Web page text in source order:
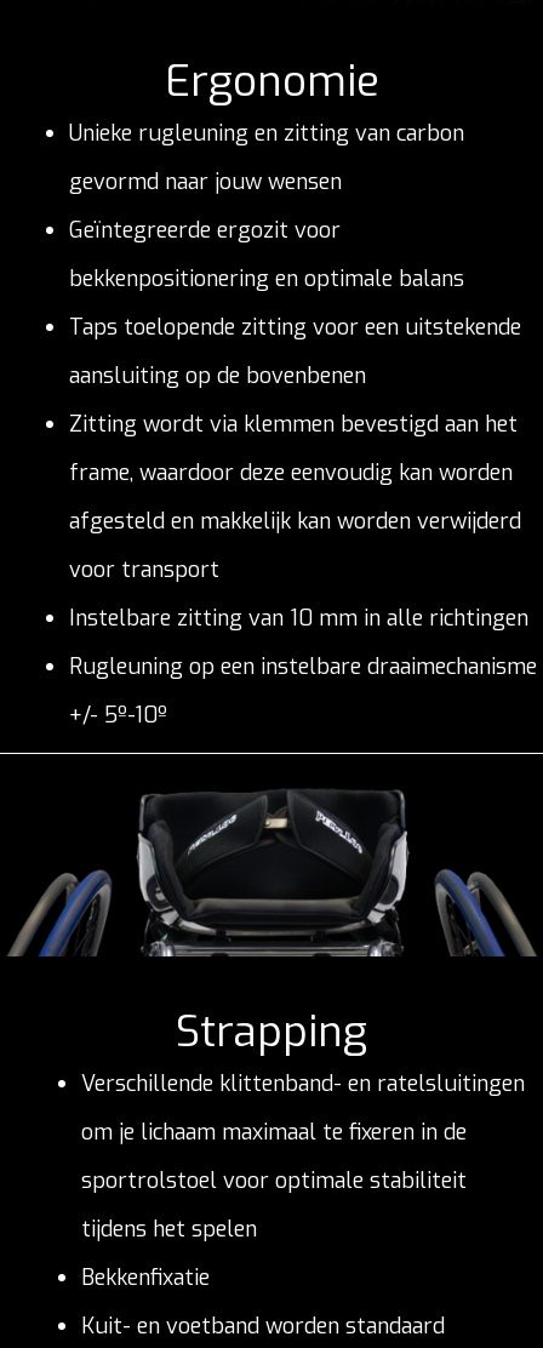
Ergonomie
Unieke rugleuning en zitting van carbon
gevormd naar jouw wensen
Geïntegreerde ergozit voor
bekkenpositionering en optimale balans
Taps toelopende zitting voor een uitstekende
aansluiting op de bovenbenen
Zitting wordt via klemmen bevestigd aan het
frame, waardoor deze eenvoudig kan worden
afgesteld en makkelijk kan worden verwijderd
voor transport
Instelbare zitting van 10 mm in alle richtingen
Rugleuning op een instelbare draaimechanisme
+/- 5º-10º
Strapping
Verschillende klittenband- en ratelsluitingen
om je lichaam maximaal te fixeren in de
sportrolstoel voor optimale stabiliteit
tijdens het spelen
Bekkenfixatie
Kuit- en voetband worden standaard